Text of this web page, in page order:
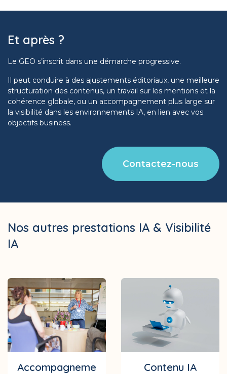
Et après ?
Le GEO s’inscrit dans une démarche progressive.
Il peut conduire à des ajustements éditoriaux, une meilleure
structuration des contenus, un travail sur les mentions et la
cohérence globale, ou un accompagnement plus large sur
la visibilité dans les environnements IA, en lien avec vos
objectifs business.
Contactez-nous
Nos autres prestations IA & Visibilité
IA
Accompagneme
Contenu IA